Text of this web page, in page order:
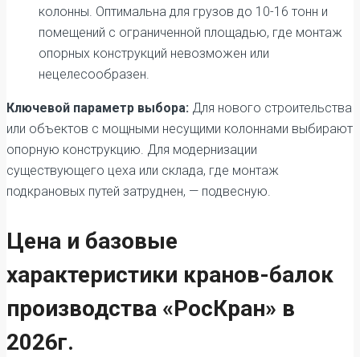
колонны. Оптимальна для грузов до 10-16 тонн и
помещений с ограниченной площадью, где монтаж
опорных конструкций невозможен или
нецелесообразен.
Ключевой параметр выбора: Для нового строительства
или объектов с мощными несущими колоннами выбирают
опорную конструкцию. Для модернизации
существующего цеха или склада, где монтаж
подкрановых путей затруднен, — подвесную.
Цена и базовые
характеристики кранов-балок
производства «РосКран» в
2026г.